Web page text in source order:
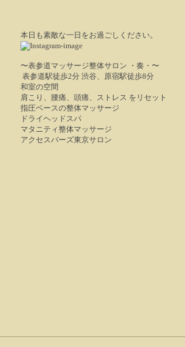
本日も素敵な一日をお過ごしください。
〜表参道マッサージ整体サロン ・奏・〜
表参道駅徒歩2分 渋谷、原宿駅徒歩8分
和室の空間
肩こり、腰痛、頭痛、ストレス をリセット
指圧ベースの整体マッサージ
ドライヘッドスパ
マタニティ整体マッサージ
アクセスバーズ東京サロン